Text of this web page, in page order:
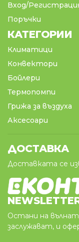
Вход/
Поръчки
КАТЕГОРИИ
Климатици
Конвектори
Бойлери
Термопомпи
Грижа за въздуха
Аксесоари
ДОСТАВКА
Доставката се
Остани на
заслужават, и